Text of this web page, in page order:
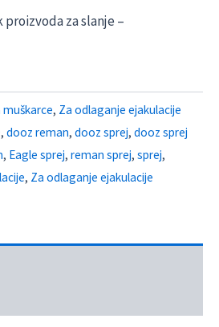
proizvoda za slanje –
, Za odlaganje ejakulacije
, dooz reman, dooz sprej, dooz sprej
, Eagle sprej, reman sprej, sprej,
, Za odlaganje ejakulacije